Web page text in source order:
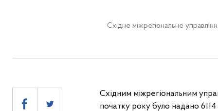
Східне міжрегіональне
Східним міжрегіональним
початку року було надано 6114